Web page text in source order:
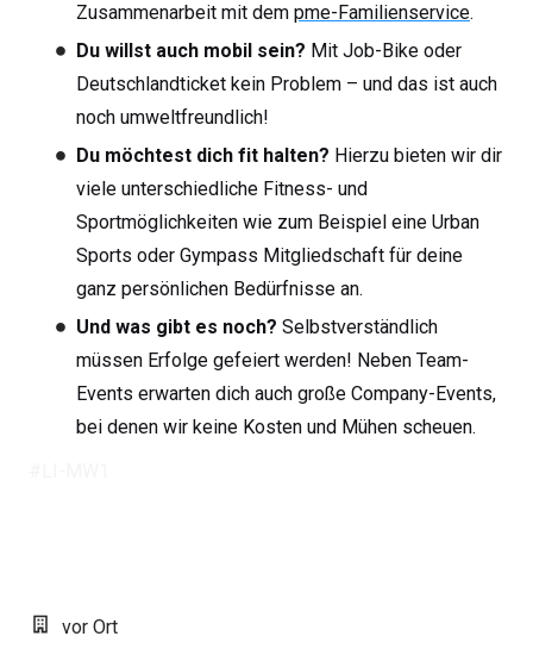
Zusammenarbeit mit dem pme-Familienservice.
Du willst auch mobil sein? Mit Job-Bike oder
Deutschlandticket kein Problem – und das ist auch
noch umweltfreundlich!
Du möchtest dich fit halten? Hierzu bieten wir dir
viele unterschiedliche Fitness- und
Sportmöglichkeiten wie zum Beispiel eine Urban
Sports oder Gympass Mitgliedschaft für deine
ganz persönlichen Bedürfnisse an.
Und was gibt es noch? Selbstverständlich
müssen Erfolge gefeiert werden! Neben Team-
Events erwarten dich auch große Company-Events,
bei denen wir keine Kosten und Mühen scheuen.
vor Ort